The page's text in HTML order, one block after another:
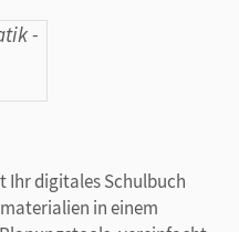
Ihr digitales Schulbuch
in einem